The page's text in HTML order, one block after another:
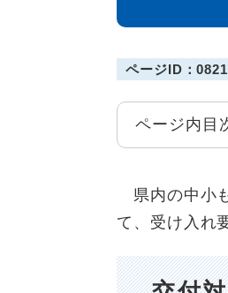
ページID：
ページ内目
県内の中小
て、受け入れ